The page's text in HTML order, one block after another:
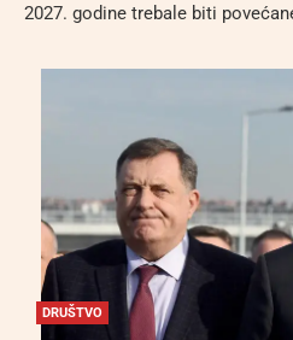
2027. godine trebale biti
DRUŠTVO